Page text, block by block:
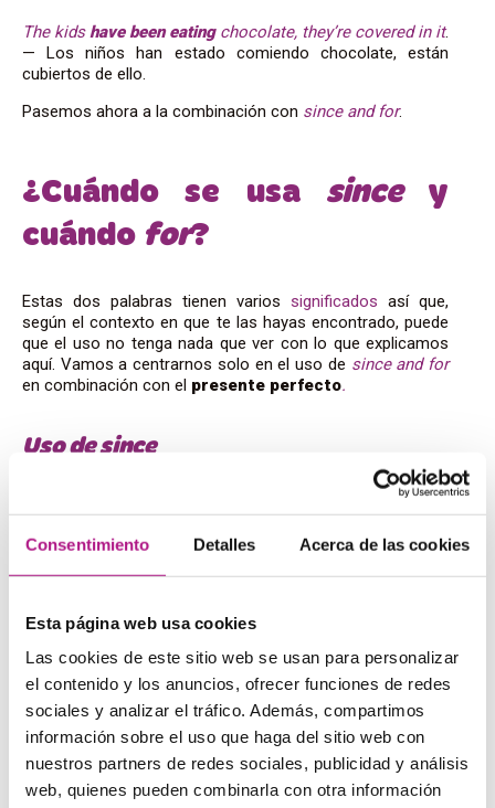
Consentimiento Detalles Acerca de las cookies
Esta página web usa cookies
Las cookies de este sitio web se usan para personalizar
el contenido y los anuncios, ofrecer funciones de redes
sociales y analizar el tráfico. Además, compartimos
información sobre el uso que haga del sitio web con
nuestros partners de redes sociales, publicidad y análisis
web, quienes pueden combinarla con otra información
The kidshave been eatingchocolate, they’re covered in it.
— Los niños han estado comiendo chocolate, están
cubiertos de ello.
Pasemos ahora a la combinación con since and for.
¿Cuándo se usa since y
cuándo for?
Estas dos palabras tienen varios significados así que,
según el contexto en que te las hayas encontrado, puede
que el uso no tenga nada que ver con lo que explicamos
aquí. Vamos a centrarnos solo en el uso de since and for
en combinación con el presente perfecto.
Uso de since
el momento en que
empezó a ocurrir una acción. Observa los siguientes
ejemplos:
I have hadmy dogsince2010. — Tengo a mi perro
We have wanted to meet him
hablaste de él.
Theyhave been playingin a bandsincethe beginning of
the month. — Llevan desde el principio del mes tocando
en un grupo.
to the cinema since
we watched that
awful film. — Llevamos sin ir al cine desde que vimos
aquella película horrible.